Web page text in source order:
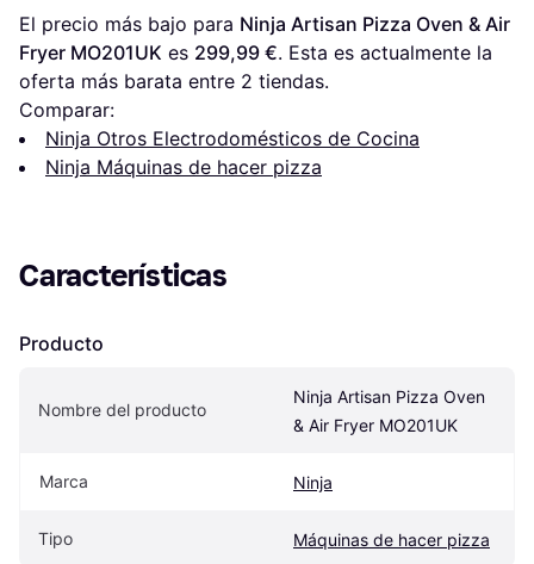
El precio más bajo para Ninja Artisan Pizza Oven & Air
Fryer MO201UK es 299,99 €. Esta es actualmente la
oferta más barata entre 2 tiendas.
Comparar:
Ninja Otros Electrodomésticos de Cocina
Ninja Máquinas de hacer pizza
Características
Producto
Nombre del producto
Ninja Artisan Pizza Oven
& Air Fryer MO201UK
Marca Ninja
Tipo Máquinas de hacer pizza